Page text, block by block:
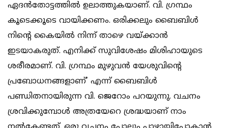
ഏദന്‍തോട്ടത്തില്‍ ഉലാത്തുകയാണ്. വി. ഗ്രന്ഥം
കൂടെക്കൂടെ വായിക്കണം. ഒരിക്കലും ബൈബിള്‍
നിന്റെ കൈയില്‍ നിന്ന് താഴെ വയ്ക്കാന്‍
ഇടയാകരുത്. എനിക്ക് സുവിശേഷം മിശിഹായുടെ
ശരീരമാണ്. വി. ഗ്രന്ഥം മുഴുവന്‍ യേശുവിന്റെ
പ്രബോധനങ്ങളാണ്’ എന്ന് ബൈബിള്‍
പണ്ഡിതനായിരുന്ന വി. ജെറോം പറയുന്നു. വചനം
ശ്രവിക്കുമ്പോള്‍ അത്രയേറെ ശ്രദ്ധയാണ് നാം